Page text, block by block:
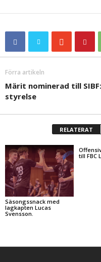
Förra artikeln
Märit nominerad till
styrelse
RELATERAT
Säsongssnack med
lagkapten Lucas
Svensson.
till FBC